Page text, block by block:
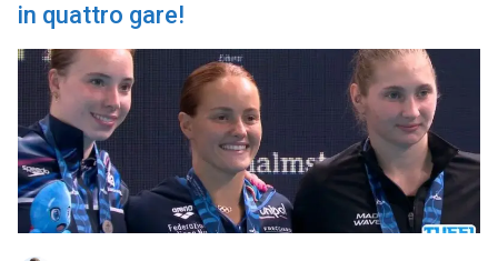
in quattro gare!